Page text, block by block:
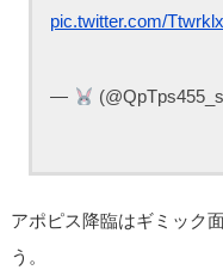
pic.twitter.com/
—
アポピス降臨はギミック
う。